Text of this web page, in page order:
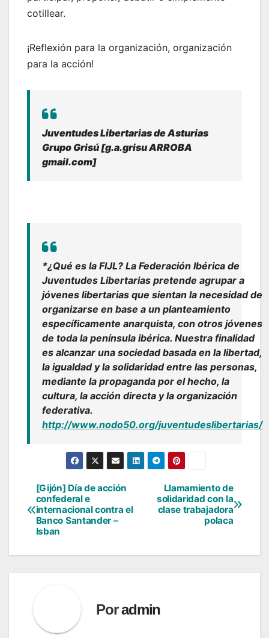
cotillear.
¡Reflexión para la organización, organización
para la acción!
Juventudes Libertarias de Asturias
Grupo Grisú [g.a.grisu ARROBA
gmail.com]
*¿Qué es la FIJL? La Federación Ibérica de
Juventudes Libertarias pretende agrupar a
jóvenes libertarias que sientan la necesidad de
organizarse en base a un planteamiento
específicamente anarquista, con otros jóvenes
de toda la península ibérica. Nuestra finalidad
es alcanzar una sociedad basada en la libertad,
la igualdad y la solidaridad entre las personas,
mediante la propaganda por el hecho, la
cultura, la acción directa y la organización
federativa.
http://www.nodo50.org/juventudeslibertarias/
Navegación
de
Llamamiento de
solidaridad con la
clase trabajadora
polaca
[Gijón] Día de acción
confederal e
internacional contra el
Banco Santander –
Isban
Poradmin